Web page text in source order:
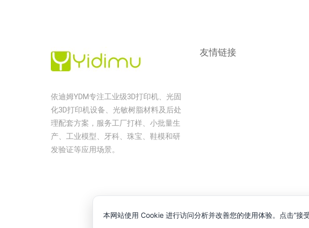
依迪姆YDM专注工业级3D打印机、光固
化3D打印机设备、光敏树脂材料及后处
理配套方案，服务工厂打样、小批量生
产、工业模型、牙科、珠宝、鞋模和研
发验证等应用场景。
友情链接
版权所有 © 2008-2026 深圳市
本网站使用 Cookie 进行访问分析并改善您的使用体验。点击“接